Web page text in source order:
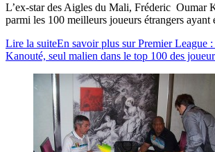
L’ex-star des Aigles du Mali, Fréderic Oumar
parmi les 100 meilleurs joueurs étrangers ayant
Lire la suiteEn savoir plus sur Premier League
Kanouté, seul malien dans le top 100 des